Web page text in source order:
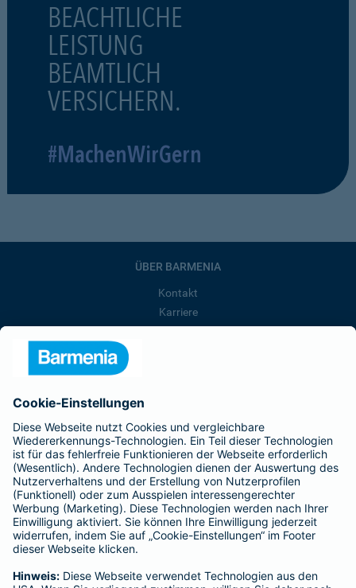
BEACHTLICHE
LEISTUNG
BEAMTLICH
VERSICHERN.
#MachenWirGern
ÜBER BARMENIA
Kontakt
Karriere
Barmenia ist Teil der BarmeniaGothaer
BELIEBTE SEITEN
Kranken-Zusatzversicherung
Tierversicherungen
Haftpflichtversicherung
Hausratversicherung